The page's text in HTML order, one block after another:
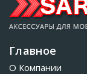
Главное
О Компании